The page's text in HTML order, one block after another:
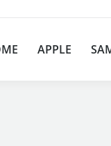
APPLE
HOME